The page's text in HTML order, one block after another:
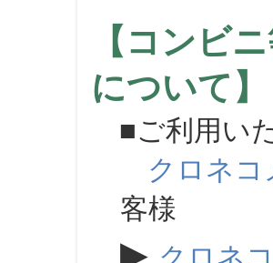
【コンビ
について
■ご利用い
クロネ
客様
▶